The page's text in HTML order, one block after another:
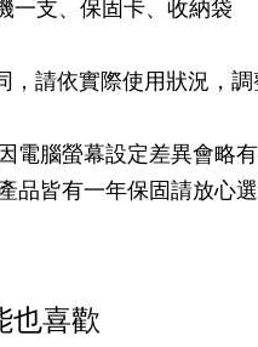
一支、保固卡、收納袋
，請依實際使用狀況，
電腦螢幕設定差異會略
品皆有一年保固請放心
也喜歡